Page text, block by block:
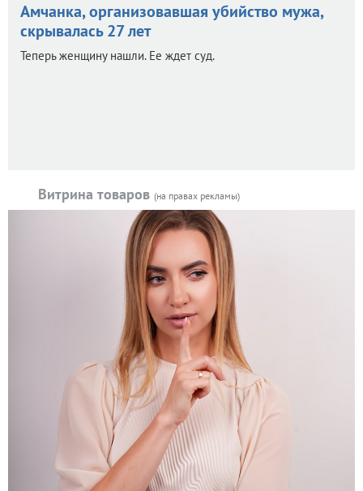
Амчанка, организовавшая убийство мужа,
скрывалась 27 лет
Теперь женщину нашли. Ее ждет суд.
Витрина товаров (на правах рекламы)